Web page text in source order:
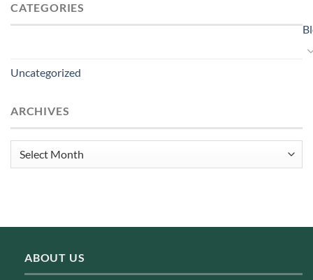
CATEGORIES
Uncategorized
ARCHIVES
Archives
ABOUT US